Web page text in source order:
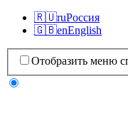
🇷🇺ruРоссия
🇬🇧enEnglish
Отобразить меню